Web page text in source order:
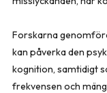
Forskarna
kan påverka den
kognition, samtidigt
frekvensen och